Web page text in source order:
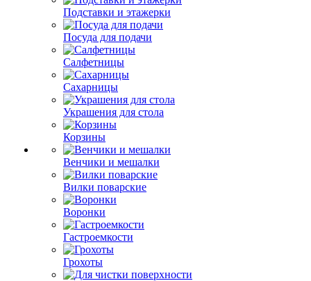
Подставки и этажерки
Посуда для подачи
Салфетницы
Сахарницы
Украшения для стола
Корзины
Венчики и мешалки
Вилки поварские
Воронки
Гастроемкости
Грохоты